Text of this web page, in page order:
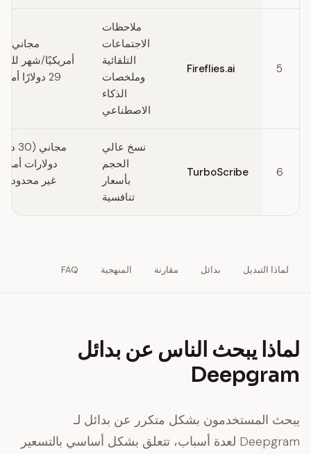
5
Fireflies.ai
ملاحظات
الاجتماعات
التلقائية
وملخصات
الذكاء
الاصطناعي
أمريكيًا/شهر
29 دولارًا
6
TurboScribe
نسخ عالي
الحجم
بأسعار
تنافسية
دولارات
غير محدود
لماذا التبديل بدائل مقارنة المنهجية FAQ
لماذا يبحث الناس عن بدائل
Deepgram
يبحث المستخدمون بشكل متكرر عن بدائل لـ
Deepgram لعدة أسباب، تتعلق بشكل أساسي بالتسعير